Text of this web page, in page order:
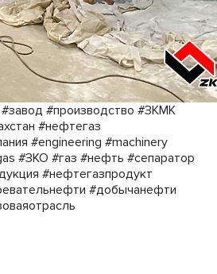
#производство #ЗКМК
#нефтегаз
#engineering #machinery
#ЗКО #газ #нефть #сепаратор
#нефтегазпродукт
#добычанефти